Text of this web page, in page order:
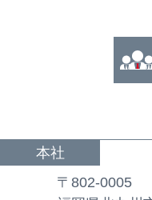
本社
〒802-0005